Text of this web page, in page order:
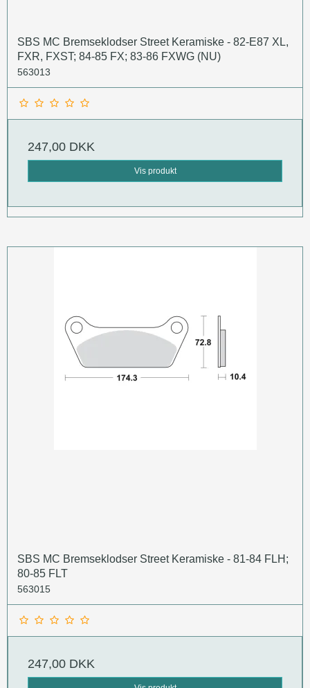
SBS MC Bremseklodser Street Keramiske - 82-E87 XL,
FXR, FXST; 84-85 FX; 83-86 FXWG (NU)
563013
247,00 DKK
Vis produkt
SBS MC Bremseklodser Street Keramiske - 81-84 FLH;
80-85 FLT
563015
247,00 DKK